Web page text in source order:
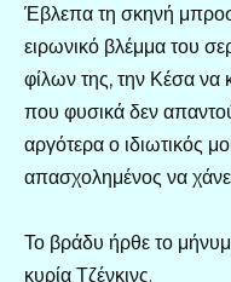
Έβλεπα τη σκηνή
ειρωνικό βλέμμα του
φίλων της, την Κέσα να
που φυσικά δεν
αργότερα ο ιδιωτικός
απασχολημένος να
Το βράδυ ήρθε το
κυρία Τζένκινς.